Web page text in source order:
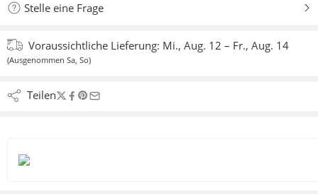
Stelle eine Frage
Voraussichtliche Lieferung: Mi., Aug. 12 – Fr., Aug. 14
(Ausgenommen Sa, So)
Teilen